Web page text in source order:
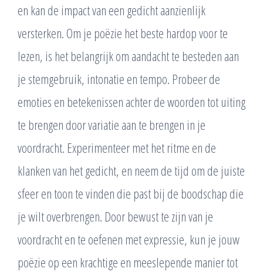
en kan de impact van een gedicht aanzienlijk
versterken. Om je poëzie het beste hardop voor te
lezen, is het belangrijk om aandacht te besteden aan
je stemgebruik, intonatie en tempo. Probeer de
emoties en betekenissen achter de woorden tot uiting
te brengen door variatie aan te brengen in je
voordracht. Experimenteer met het ritme en de
klanken van het gedicht, en neem de tijd om de juiste
sfeer en toon te vinden die past bij de boodschap die
je wilt overbrengen. Door bewust te zijn van je
voordracht en te oefenen met expressie, kun je jouw
poëzie op een krachtige en meeslepende manier tot